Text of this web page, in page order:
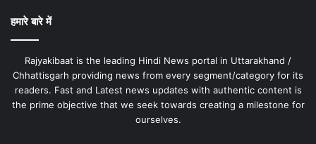
हमारे बारे में
Rajyakibaat is the leading Hindi News portal in Uttarakhand /
Chhattisgarh providing news from every segment/category for its
readers. Fast and Latest news updates with authentic content is
the prime objective that we seek towards creating a milestone for
ourselves.